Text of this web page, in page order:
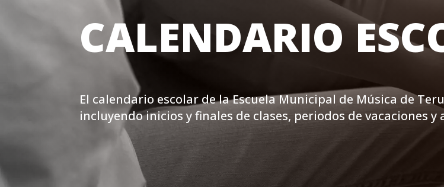
CALENDARIO
El calendario escolar de la Escuela Municipal de Música de
incluyendo inicios y finales de clases, periodos de vacaciones y